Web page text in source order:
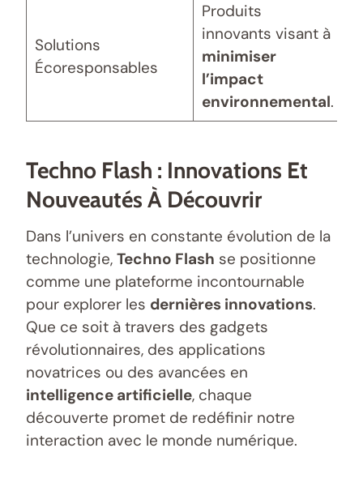
Solutions
Écoresponsables
Produits
innovants visant à
minimiser
l’impact
environnemental.
Techno Flash : Innovations Et
Nouveautés À Découvrir
Dans l’univers en constante évolution de la
technologie, Techno Flash se positionne
comme une plateforme incontournable
pour explorer les dernières innovations.
Que ce soit à travers des gadgets
révolutionnaires, des applications
novatrices ou des avancées en
intelligence artificielle, chaque
découverte promet de redéfinir notre
interaction avec le monde numérique.